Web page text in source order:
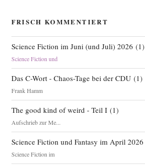
FRISCH KOMMENTIERT
Science Fiction im Juni (und Juli) 2026 (1)
Science Fiction und
Das C-Wort - Chaos-Tage bei der CDU(1)
Frank Hamm
The good kind of weird - Teil I(1)
Aufschrieb zur Me...
Science Fiction und Fantasy im April 2026
Science Fiction im